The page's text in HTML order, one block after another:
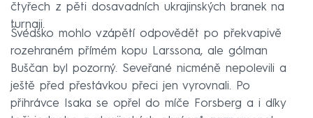
čtyřech z pěti dosavadních ukrajinských branek na
turnaji.
Švédsko mohlo vzápětí odpovědět po překvapivě
rozehraném přímém kopu Larssona, ale gólman
Buščan byl pozorný. Seveřané nicméně nepolevili a
ještě před přestávkou přeci jen vyrovnali. Po
přihrávce Isaka se opřel do míče Forsberg a i díky